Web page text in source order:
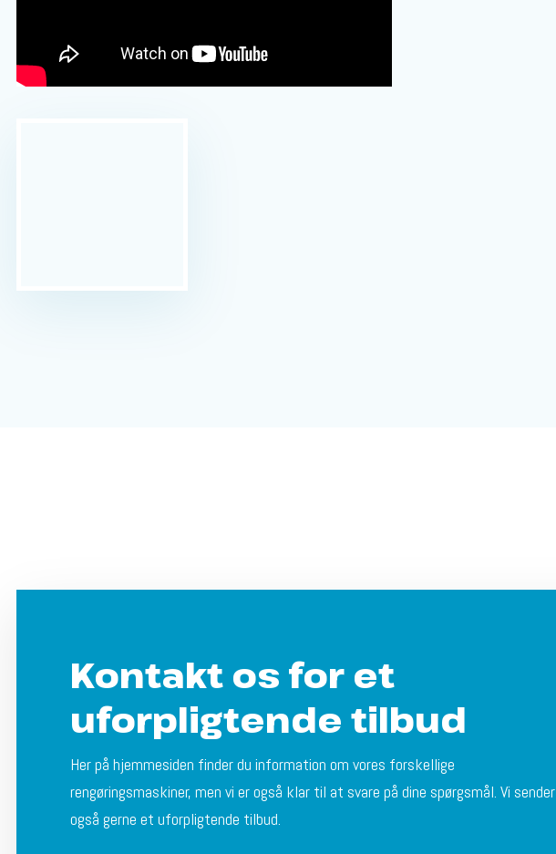
Kontakt os for et
uforpligtende tilbud
Her på hjemmesiden finder du information om vores forskellige
rengøringsmaskiner, men vi er også klar til at svare på dine spørgsmål. Vi sender
også gerne et uforpligtende tilbud.